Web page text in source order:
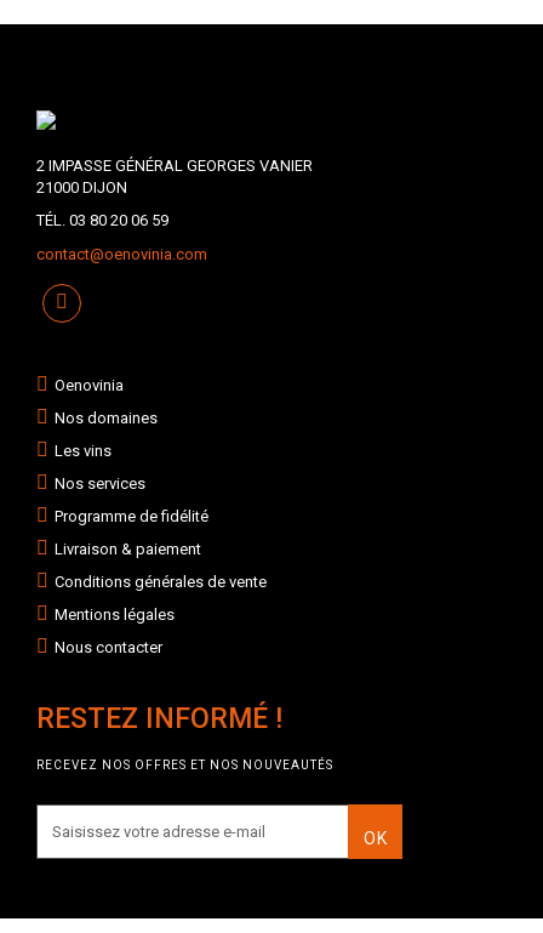
2 IMPASSE GÉNÉRAL GEORGES VANIER
21000 DIJON
TÉL. 03 80 20 06 59
contact@oenovinia.com
Oenovinia
Nos domaines
Les vins
Nos services
Programme de fidélité
Livraison & paiement
Conditions générales de vente
Mentions légales
Nous contacter
RESTEZ INFORMÉ !
RECEVEZ NOS OFFRES ET NOS NOUVEAUTÉS
OK